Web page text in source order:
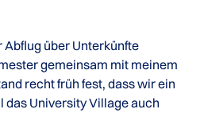
über Unterkünfte
gemeinsam mit meinem
recht früh fest, dass wir ein
University Village auch